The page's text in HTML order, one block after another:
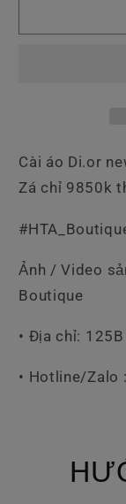
Cài
Cài áo Di.or
Zá chỉ 9850k
Ảnh / Video
Boutique
• Địa chỉ:
• Hotline/Zalo